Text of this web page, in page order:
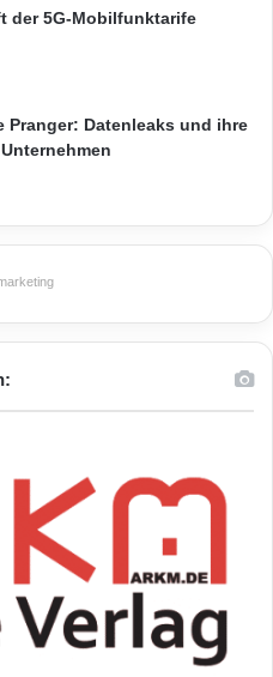
der 5G-Mobilfunktarife
Pranger: Datenleaks und ihre